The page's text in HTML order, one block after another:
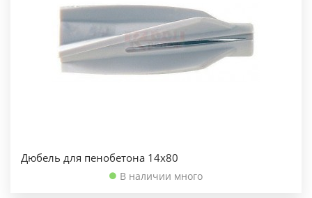
Дюбель для пенобетона 14х80
В наличии много